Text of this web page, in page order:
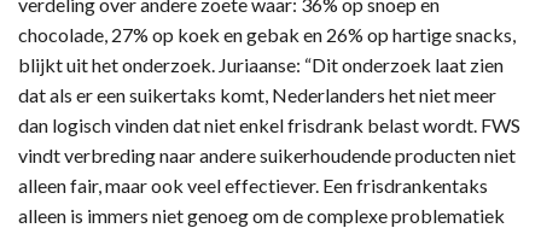
chocolade, 27% op koek en gebak en 26% op hartige snacks,
blijkt uit het onderzoek. Juriaanse: “Dit onderzoek laat zien
dat als er een suikertaks komt, Nederlanders het niet meer
dan logisch vinden dat niet enkel frisdrank belast wordt. FWS
vindt verbreding naar andere suikerhoudende producten niet
alleen fair, maar ook veel effectiever. Een frisdrankentaks
alleen is immers niet genoeg om de complexe problematiek